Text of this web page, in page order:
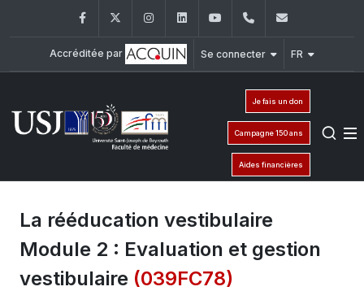
FacebookTwitter InstagramLinkedInYouTube+961 (1) 421 235
Accréditée par Se connecter FR
Je fais un don
Campagne 150 ans
Aides financières
La rééducation vestibulaire
Module 2 : Evaluation et gestion
vestibulaire (039FC78)